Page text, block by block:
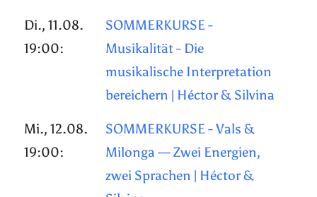
Di., 11.08.
19:00:
SOMMERKURSE -
Musikalität - Die
musikalische Interpretation
bereichern | Héctor & Silvina
Mi., 12.08.
19:00:
SOMMERKURSE - Vals &
Milonga — Zwei Energien,
zwei Sprachen | Héctor &